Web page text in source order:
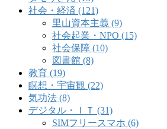
社会・経済 (121)
里山資本主義 (9)
社会起業・NPO (15)
社会保障 (10)
図書館 (8)
教育 (19)
瞑想・宇宙観 (22)
気功法 (8)
デジタル・ＩＴ (31)
SIMフリースマホ (6)